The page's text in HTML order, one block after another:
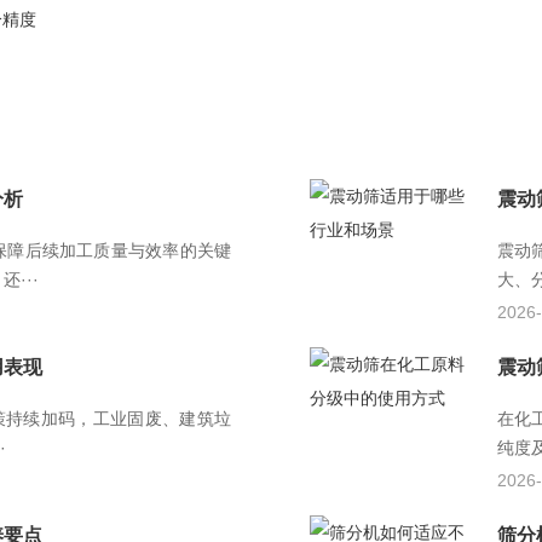
度
析
后续加工质量与效率的关键
···
震动
震动
大、
现
续加码，工业固废、建筑垃
震动
在化
纯度
点 筛分